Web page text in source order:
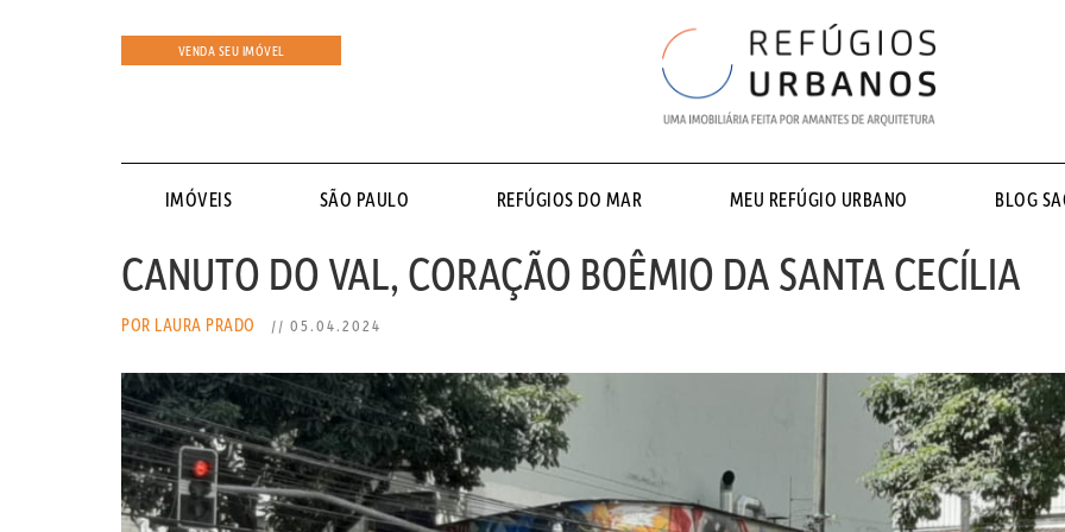
VENDA SEU IMÓVEL
IMÓVEIS SÃO PAULO REFÚGIOS DO MAR MEU REFÚGIO URBANO BLOG
CANUTO DO VAL, CORAÇÃO BOÊMIO DA SANTA CECÍLIA
POR LAURA PRADO // 05.04.2024